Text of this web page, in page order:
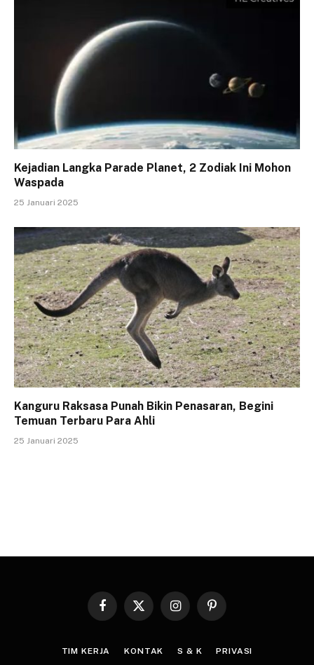
Kejadian Langka Parade Planet, 2 Zodiak Ini Mohon
Waspada
25 Januari 2025
Kanguru Raksasa Punah Bikin Penasaran, Begini
Temuan Terbaru Para Ahli
25 Januari 2025
Facebook
X
InstagramPinterest
TIM KERJA KONTAK S & K PRIVASI